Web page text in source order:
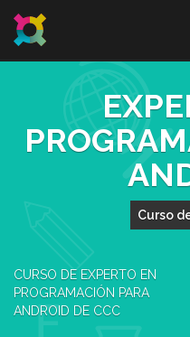
Curso
CURSO DE EXPERTO EN
PROGRAMACIÓN PARA
ANDROID DE CCC